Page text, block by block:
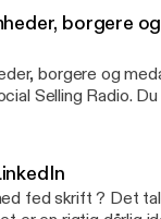
halve sandheder
i denne
og Sami
borgere og
borgere og
Selling Radio.
til at markedsføre
fed skrift ? Det